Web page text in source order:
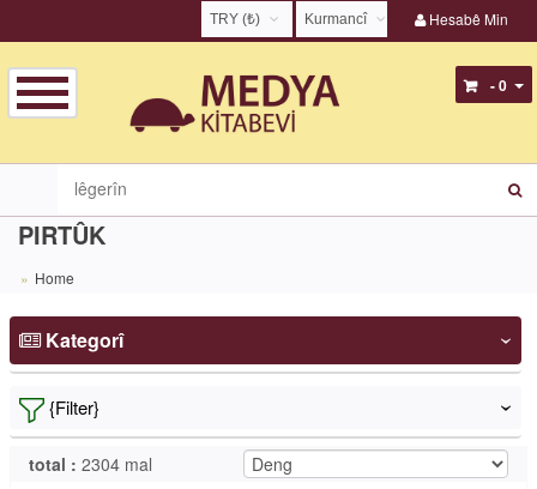
Hesabê Min
Kurmancî
Türkçe
Zazakî
TRY (₺)
EUR (€)
TRY (₺)
GBP (£)
- 0
PIRTÛK
Home
Kategorî ‹
{Filter} ‹
total : 2304 mal